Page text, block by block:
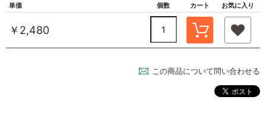
単価 個数 カート お気に入り
￥2,480
この商品について問い合わせる